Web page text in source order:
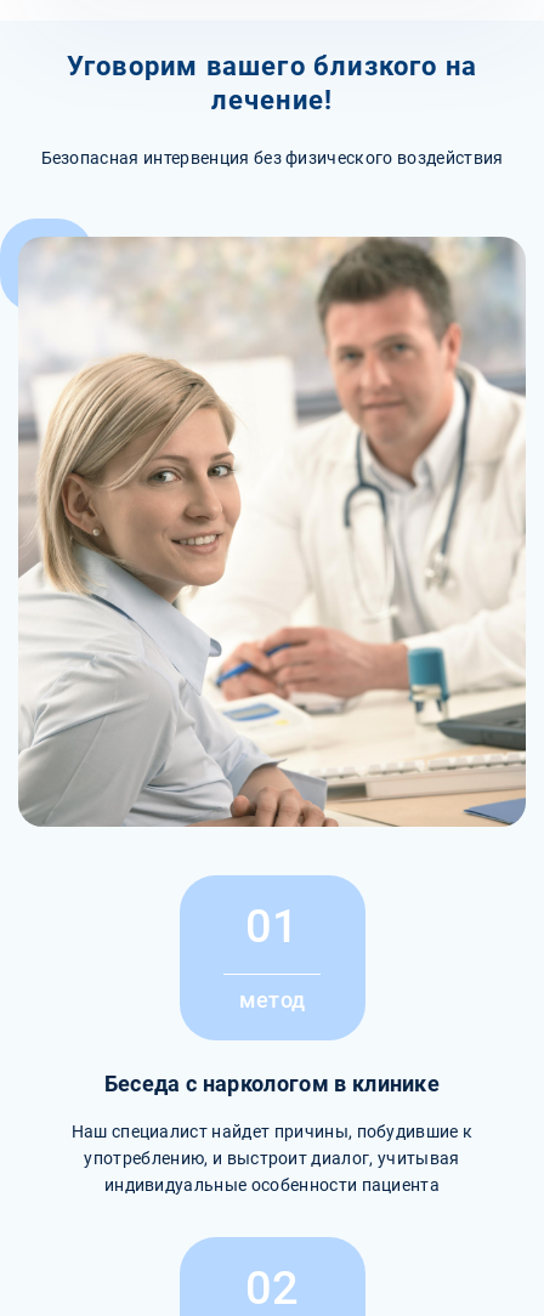
Уговорим вашего близкого на
лечение!
Безопасная интервенция без физического воздействия
01
метод
Беседа с наркологом в клинике
Наш специалист найдет причины, побудившие к
употреблению, и выстроит диалог, учитывая
индивидуальные особенности пациента
02